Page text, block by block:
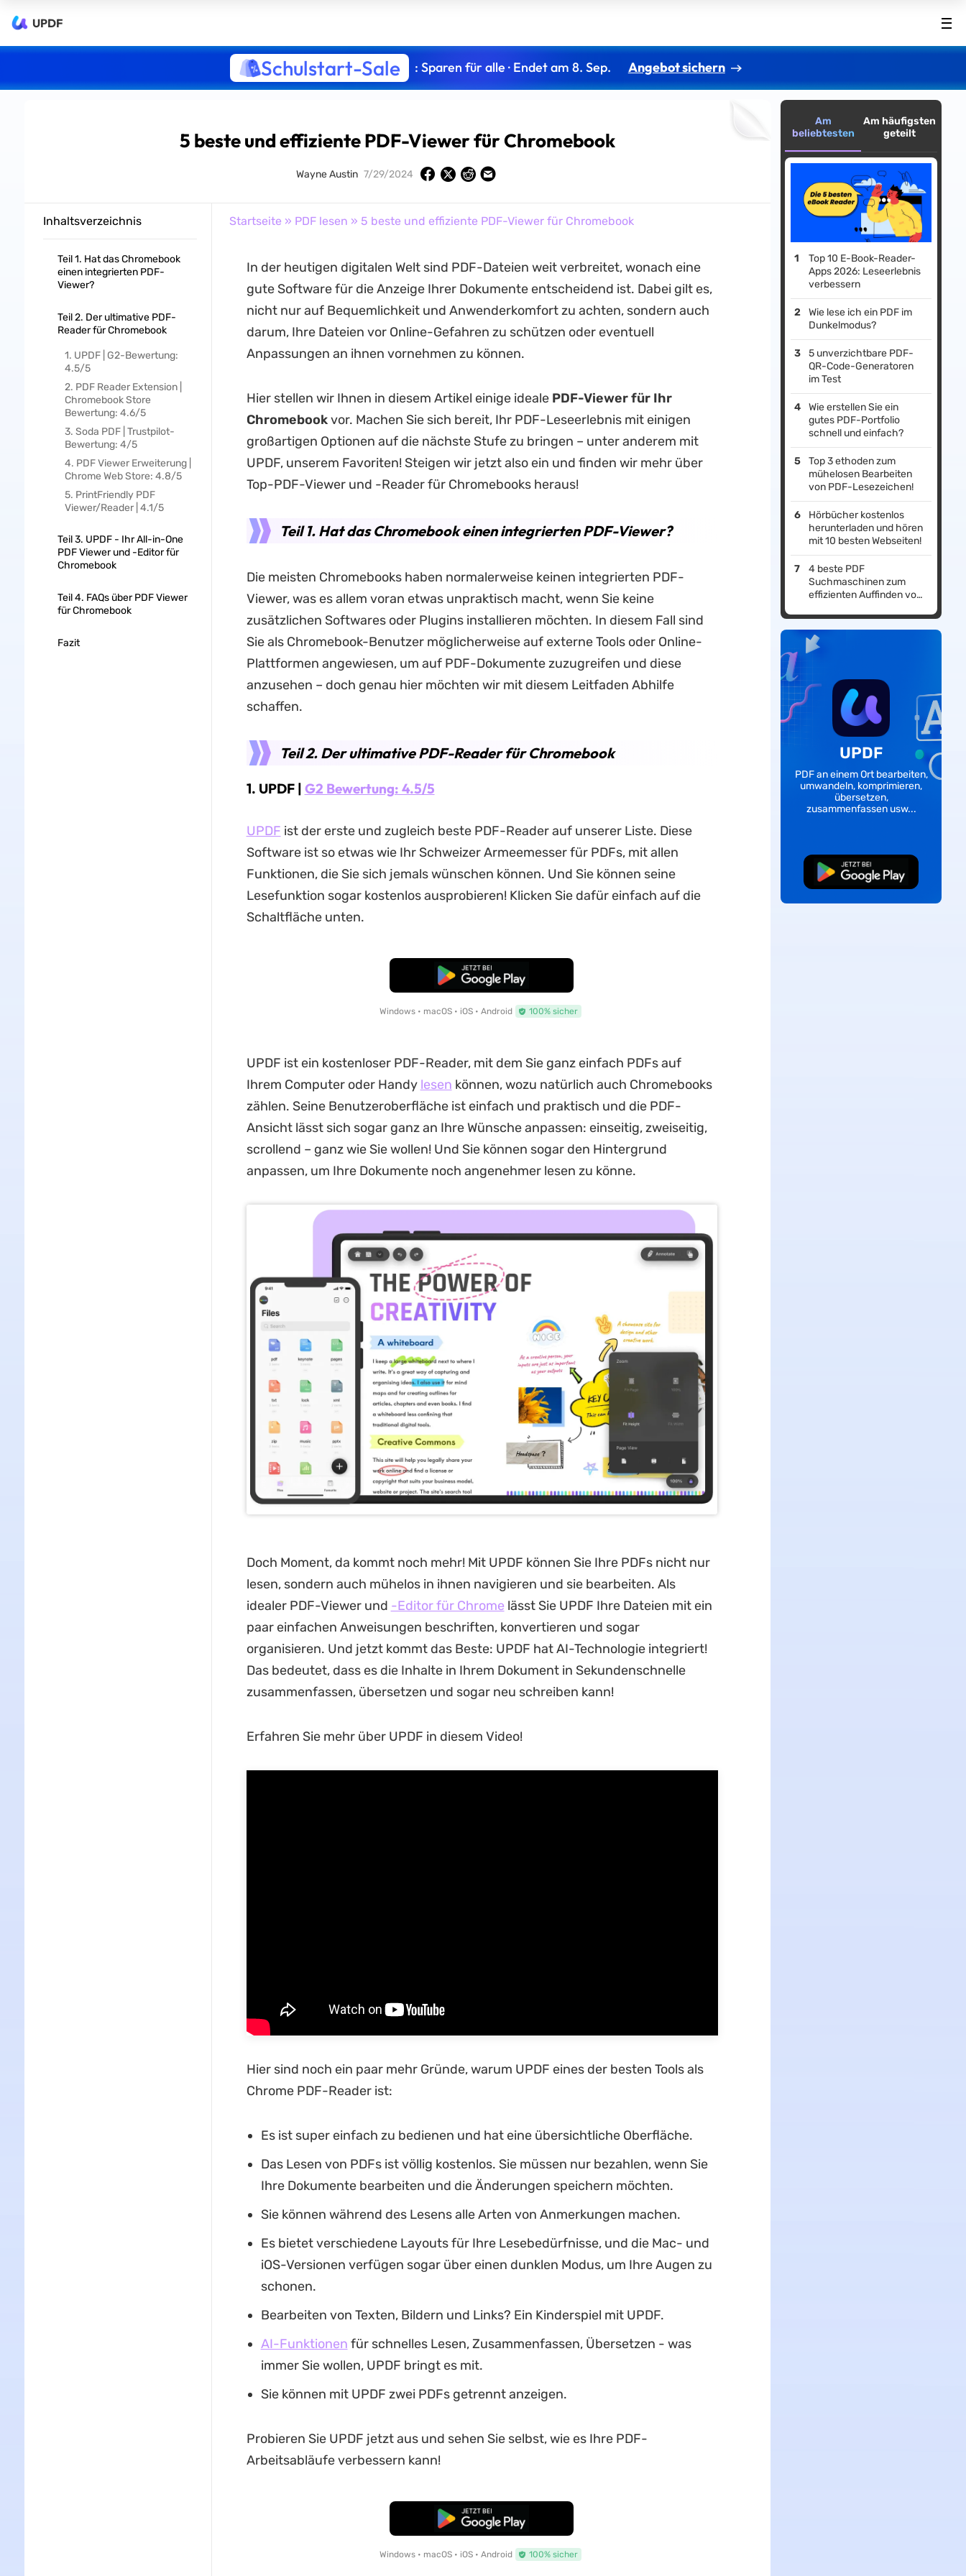
UPDF
Schulstart-Sale : Sparen für alle · Endet am 8. Sep. Angebot sichern
5 beste und effiziente PDF-Viewer für Chromebook
Wayne Austin 7/29/2024
Inhaltsverzeichnis
Teil 1. Hat das Chromebook
einen integrierten PDF-
Viewer?
Teil 2. Der ultimative PDF-
Reader für Chromebook
1. UPDF | G2-Bewertung:
4.5/5
2. PDF Reader Extension |
Chromebook Store
Bewertung: 4.6/5
3. Soda PDF | Trustpilot-
Bewertung: 4/5
4. PDF Viewer Erweiterung |
Chrome Web Store: 4.8/5
5. PrintFriendly PDF
Viewer/Reader | 4.1/5
Teil 3. UPDF - Ihr All-in-One
PDF Viewer und -Editor für
Chromebook
Teil 4. FAQs über PDF Viewer
für Chromebook
Fazit
Startseite » PDF lesen » 5 beste und effiziente PDF-Viewer für Chromebook
In der heutigen digitalen Welt sind PDF-Dateien weit verbreitet, wonach eine
gute Software für die Anzeige Ihrer Dokumente entscheidend ist. Dabei gilt es,
nicht nur auf Bequemlichkeit und Anwenderkomfort zu achten, sondern auch
darum, Ihre Dateien vor Online-Gefahren zu schützen oder eventuell
Anpassungen an ihnen vornehmen zu können.
Hier stellen wir Ihnen in diesem Artikel einige ideale PDF-Viewer für Ihr
Chromebookvor. Machen Sie sich bereit, Ihr PDF-Leseerlebnis mit einigen
großartigen Optionen auf die nächste Stufe zu bringen – unter anderem mit
UPDF, unserem Favoriten! Steigen wir jetzt also ein und finden wir mehr über
Top-PDF-Viewer und -Reader für Chromebooks heraus!
Teil 1. Hat das Chromebook einen integrierten PDF-Viewer?
Die meisten Chromebooks haben normalerweise keinen integrierten PDF-
Viewer, was es allem voran etwas unpraktisch macht, wenn Sie keine
zusätzlichen Softwares oder Plugins installieren möchten. In diesem Fall sind
Sie als Chromebook-Benutzer möglicherweise auf externe Tools oder Online-
Plattformen angewiesen, um auf PDF-Dokumente zuzugreifen und diese
anzusehen – doch genau hier möchten wir mit diesem Leitfaden Abhilfe
schaffen.
Teil 2. Der ultimative PDF-Reader für Chromebook
1. UPDF | G2 Bewertung: 4.5/5
UPDF ist der erste und zugleich beste PDF-Reader auf unserer Liste. Diese
Software ist so etwas wie Ihr Schweizer Armeemesser für PDFs, mit allen
Funktionen, die Sie sich jemals wünschen können. Und Sie können seine
Lesefunktion sogar kostenlos ausprobieren! Klicken Sie dafür einfach auf die
Schaltfläche unten.
Kostenloser Download
Windows • macOS • iOS • Android 100% sicher
UPDF ist ein kostenloser PDF-Reader, mit dem Sie ganz einfach PDFs auf
Ihrem Computer oder Handy lesen können, wozu natürlich auch Chromebooks
zählen. Seine Benutzeroberfläche ist einfach und praktisch und die PDF-
Ansicht lässt sich sogar ganz an Ihre Wünsche anpassen: einseitig, zweiseitig,
scrollend – ganz wie Sie wollen! Und Sie können sogar den Hintergrund
anpassen, um Ihre Dokumente noch angenehmer lesen zu könne.
Doch Moment, da kommt noch mehr! Mit UPDF können Sie Ihre PDFs nicht nur
lesen, sondern auch mühelos in ihnen navigieren und sie bearbeiten. Als
idealer PDF-Viewer und -Editor für Chrome lässt Sie UPDF Ihre Dateien mit ein
paar einfachen Anweisungen beschriften, konvertieren und sogar
organisieren. Und jetzt kommt das Beste: UPDF hat AI-Technologie integriert!
Das bedeutet, dass es die Inhalte in Ihrem Dokument in Sekundenschnelle
zusammenfassen, übersetzen und sogar neu schreiben kann!
Erfahren Sie mehr über UPDF in diesem Video!
Hier sind noch ein paar mehr Gründe, warum UPDF eines der besten Tools als
Chrome PDF-Reader ist:
Es ist super einfach zu bedienen und hat eine übersichtliche Oberfläche.
Das Lesen von PDFs ist völlig kostenlos. Sie müssen nur bezahlen, wenn Sie
Ihre Dokumente bearbeiten und die Änderungen speichern möchten.
Sie können während des Lesens alle Arten von Anmerkungen machen.
Es bietet verschiedene Layouts für Ihre Lesebedürfnisse, und die Mac- und
iOS-Versionen verfügen sogar über einen dunklen Modus, um Ihre Augen zu
schonen.
Bearbeiten von Texten, Bildern und Links? Ein Kinderspiel mit UPDF.
AI-Funktionen für schnelles Lesen, Zusammenfassen, Übersetzen - was
immer Sie wollen, UPDF bringt es mit.
Sie können mit UPDF zwei PDFs getrennt anzeigen.
Probieren Sie UPDF jetzt aus und sehen Sie selbst, wie es Ihre PDF-
Arbeitsabläufe verbessern kann!
Kostenloser Download
Windows • macOS • iOS • Android 100% sicher
Am
beliebtesten
Am häufigsten
geteilt
Top 10 E-Book-Reader-
Apps 2026: Leseerlebnis
verbessern
Wie lese ich ein PDF im
Dunkelmodus?
5 unverzichtbare PDF-
QR-Code-Generatoren
im Test
Wie erstellen Sie ein
gutes PDF-Portfolio
schnell und einfach?
Top 3 ethoden zum
mühelosen Bearbeiten
von PDF-Lesezeichen!
Hörbücher kostenlos
herunterladen und hören
mit 10 besten Webseiten!
4 beste PDF
Suchmaschinen zum
effizienten Auffinden von
UPDF
PDF an einem Ort bearbeiten,
umwandeln, komprimieren,
übersetzen,
zusammenfassen usw...
Kostenloser
Download